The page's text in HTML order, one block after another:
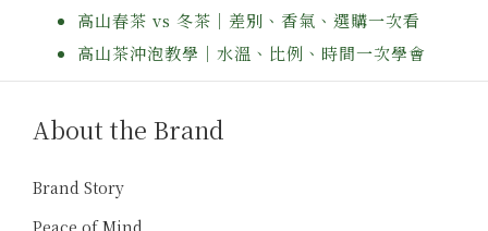
高山春茶 vs 冬茶｜差別、香氣、選購一次看
高山茶沖泡教學｜水溫、比例、時間一次學會
About the Brand
Brand Story
Peace of Mind